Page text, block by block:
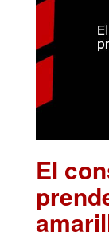
El